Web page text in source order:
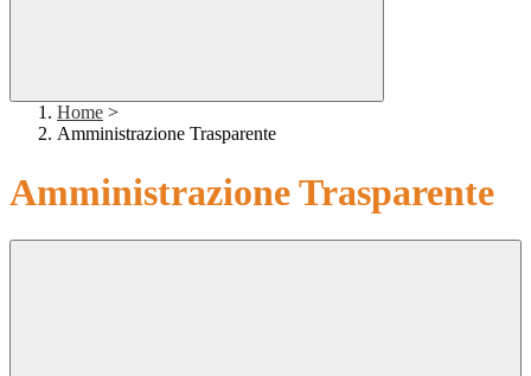
Home >
Amministrazione Trasparente
Amministrazione Trasparente